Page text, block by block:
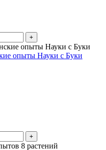
+
опыты Науки с Буки
+